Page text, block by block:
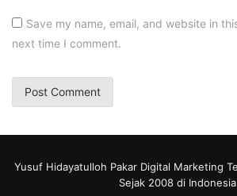
Save my name, email, and website in
next time I comment.
Yusuf Hidayatulloh Pakar Digital Marketing
Sejak 2008 di Indonesia